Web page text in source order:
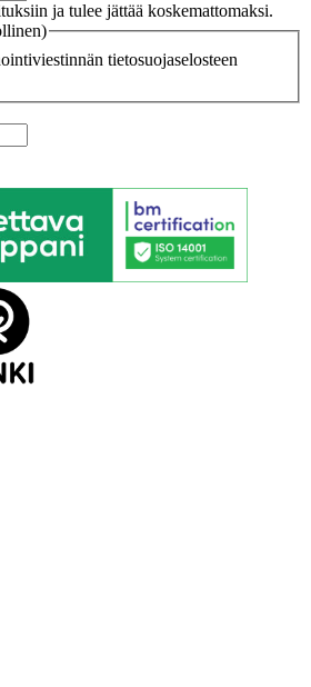
ja tulee jättää koskemattomaksi.
tietosuojaselosteen